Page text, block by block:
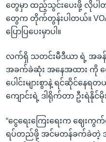
တွေမှာ ထည့်သွင်းပေးဖို့ လိုပ
တွေက တိုက်တွန်းပါတယ်။
ပြောပြပေးမှာပါ။
လက်ရှိ သတင်းမီဒီယာ ရဲ့ အခ
အခက်ခဲဆုံး အနေအထား ကို ရေ
ပေါင်းများစွာနဲ့ ရင်ဆိုင်နေ
ကျောင်းရဲ့ ဒါရိုက်တာ ဦးရဲနိုင်မို
“ငွေရေးကြေးရေးက ဈေးကွ
ရပ်တည်ဖို့ အင်မတန်ခက်ခဲတဲ့ အ